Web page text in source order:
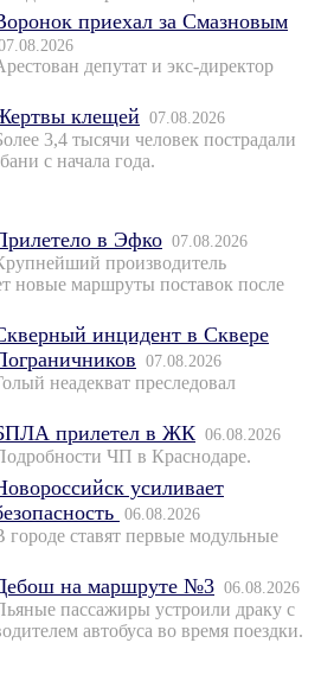
приехал за Смазновым
депутат и экс-директор
клещей 07.08.2026
3,4 тысячи человек пострадали
с начала года.
в Эфко 07.08.2026
производитель
новые маршруты поставок после
инцидент в Сквере
07.08.2026
неадекват преследовал
прилетел в ЖК 06.08.2026
ЧП в Краснодаре.
усиливает
06.08.2026
городе ставят первые модульные
на маршруте №3 06.08.2026
пассажиры устроили драку с
автобуса во время поездки.